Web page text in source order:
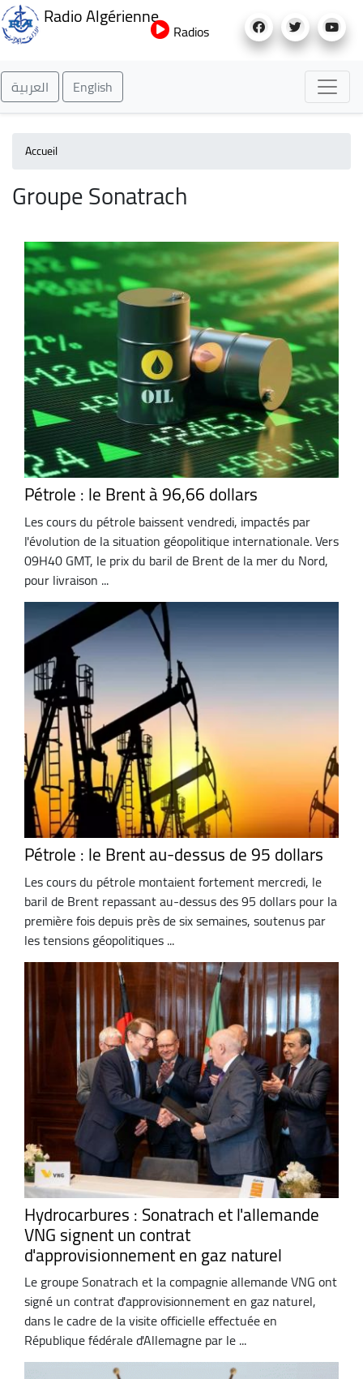
au
Radio Algérienne
Radios
العربية English
Accueil
Groupe Sonatrach
Pétrole : le Brent à 96,66 dollars
Les cours du pétrole baissent vendredi, impactés par
l'évolution de la situation géopolitique internationale. Vers
09H40 GMT, le prix du baril de Brent de la mer du Nord,
pour livraison ...
Pétrole : le Brent au-dessus de 95 dollars
Les cours du pétrole montaient fortement mercredi, le
baril de Brent repassant au-dessus des 95 dollars pour la
première fois depuis près de six semaines, soutenus par
les tensions géopolitiques ...
Hydrocarbures : Sonatrach et l'allemande
VNG signent un contrat
d'approvisionnement en gaz naturel
Le groupe Sonatrach et la compagnie allemande VNG ont
signé un contrat d'approvisionnement en gaz naturel,
dans le cadre de la visite officielle effectuée en
République fédérale d'Allemagne par le ...